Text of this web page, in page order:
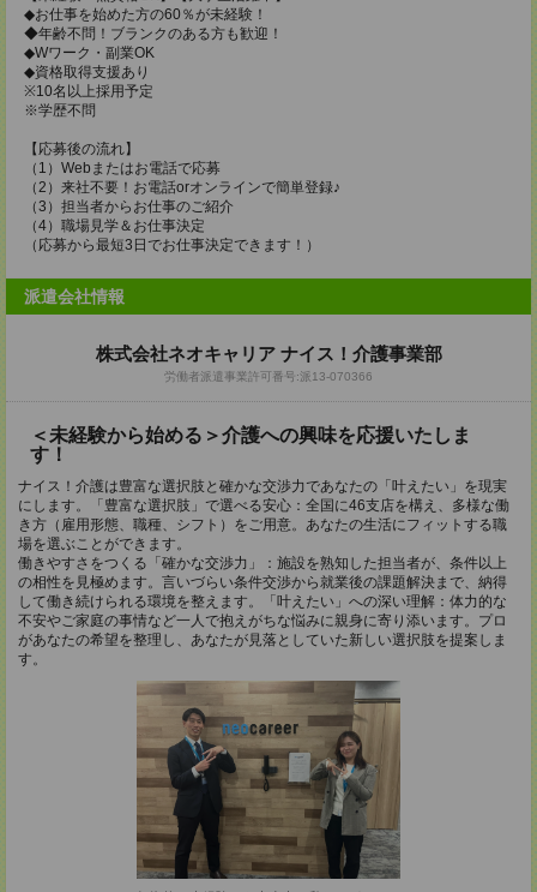
◆お仕事を始めた方の60％が未経験！
◆年齢不問！ブランクのある方も歓迎！
◆Wワーク・副業OK
◆資格取得支援あり
※10名以上採用予定
※学歴不問
【応募後の流れ】
（1）Webまたはお電話で応募
（2）来社不要！お電話orオンラインで簡単登録♪
（3）担当者からお仕事のご紹介
（4）職場見学＆お仕事決定
（応募から最短3日でお仕事決定できます！）
派遣会社情報
株式会社ネオキャリア ナイス！介護事業部
労働者派遣事業許可番号:派13-070366
＜未経験から始める＞介護への興味を応援いたしま
す！
ナイス！介護は豊富な選択肢と確かな交渉力であなたの「叶えたい」を現実
にします。「豊富な選択肢」で選べる安心：全国に46支店を構え、多様な働
き方（雇用形態、職種、シフト）をご用意。あなたの生活にフィットする職
場を選ぶことができます。
働きやすさをつくる「確かな交渉力」：施設を熟知した担当者が、条件以上
の相性を見極めます。言いづらい条件交渉から就業後の課題解決まで、納得
して働き続けられる環境を整えます。「叶えたい」への深い理解：体力的な
不安やご家庭の事情など一人で抱えがちな悩みに親身に寄り添います。プロ
があなたの希望を整理し、あなたが見落としていた新しい選択肢を提案しま
す。